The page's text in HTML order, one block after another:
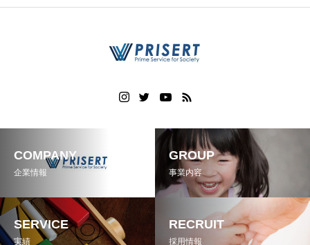
COMPANY
企業情報
GROUP
事業内容
SERVICE
実績
RECRUIT
採用情報